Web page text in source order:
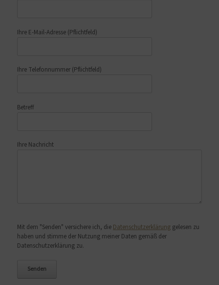
Ihre E-Mail-Adresse (Pflichtfeld)
Ihre Telefonnummer (Pflichtfeld)
Betreff
Ihre Nachricht
Mit dem "Senden" versichere ich, die Datenschutzerklärung gelesen zu
haben und stimme der Nutzung meiner Daten gemäß der
Datenschutzerklärung zu.